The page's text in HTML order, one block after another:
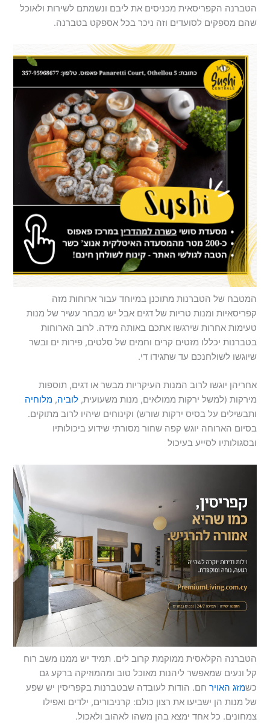
הטברנה הקפריסאית מכניסים את ליבם ונשמתם לשירות ולאוכל
שהם מספקים לסועדים וזה ניכר בכל אספקט בטברנה.
המטבח של הטברנות מתוכנן במיוחד עבור ארוחות מזה
קפריסאיות ומנות טריות של דגים אבל יש מבחר עשיר של מנות
טעימות אחרות שירגשו אתכם באותה מידה. לרוב הארוחות
בטברנות יכללו מזטים קרים וחמים של סלטים, פירות ים ובשר
שיוגשו לשולחנכם עד שתגידו די.
אחריהן יוגשו לרוב המנות העיקריות מבשר או דגים, תוספות
מירקות (למשל ירקות ממולאים, מנות משעועית,לוביה,מלוחיה
ותבשילים על בסיס ירקות שורש) וקינוחים שיהיו לרוב מתוקים.
בסיום הארוחה יוגש קפה שחור מסורתי שידוע ביכולותיו
ובסגולותיו לסייע בעיכול
הטברנה הקלאסית ממוקמת קרוב לים. תמיד יש ממנו משב רוח
קל ונעים שמאפשר ליהנות מאוכל טוב ומהמוזיקה ברקע גם
כשמזג האויר חם. הודות לעובדה שבטברנות בקפריסין יש שפע
של מנות הן ישביעו את רצון כולם: קרניבורים, ילדים ואפילו
צמחונים. כל אחד ימצא בהן משהו לאהוב ולאכול.